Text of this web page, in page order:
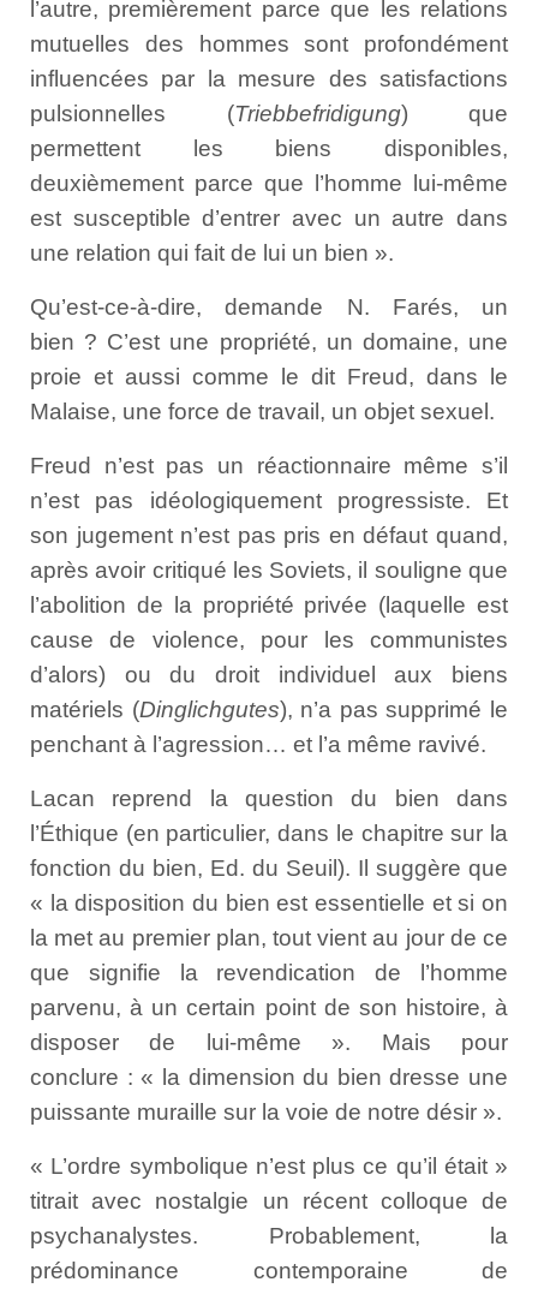
l’autre, premièrement parce que les relations
mutuelles des hommes sont profondément
influencées par la mesure des satisfactions
pulsionnelles (Triebbefridigung) que
permettent les biens disponibles,
deuxièmement parce que l’homme lui-même
est susceptible d’entrer avec un autre dans
une relation qui fait de lui un bien ».
Qu’est-ce-à-dire, demande N. Farés, un
bien ? C’est une propriété, un domaine, une
proie et aussi comme le dit Freud, dans le
Malaise, une force de travail, un objet sexuel.
Freud n’est pas un réactionnaire même s’il
n’est pas idéologiquement progressiste. Et
son jugement n’est pas pris en défaut quand,
après avoir critiqué les Soviets, il souligne que
l’abolition de la propriété privée (laquelle est
cause de violence, pour les communistes
d’alors) ou du droit individuel aux biens
matériels (Dinglichgutes), n’a pas supprimé le
penchant à l’agression… et l’a même ravivé.
Lacan reprend la question du bien dans
l’Éthique (en particulier, dans le chapitre sur la
fonction du bien, Ed. du Seuil). Il suggère que
« la disposition du bien est essentielle et si on
la met au premier plan, tout vient au jour de ce
que signifie la revendication de l’homme
parvenu, à un certain point de son histoire, à
disposer de lui-même ». Mais pour
conclure : « la dimension du bien dresse une
puissante muraille sur la voie de notre désir ».
« L’ordre symbolique n’est plus ce qu’il était »
titrait avec nostalgie un récent colloque de
psychanalystes. Probablement, la
prédominance contemporaine de